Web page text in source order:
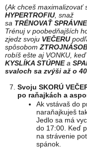
(Ak chceš maximalizovať
HYPERTROFIU, snaž
sa TRÉNOVAŤ SPRÁVNE
Trénuj v poobedňajších
zjedz svoju VEČERU
spôsobom
robíš ešte aj VONKU,
KYSLÍKA STÚPNEa
svaloch sa zvýši až o
Svoju SKORÚ
po raňajkách a
Ak vstávaš do
naraňajkuješ
Jedlo sa má
do 17:00. Keď
na strávenie
spánok.